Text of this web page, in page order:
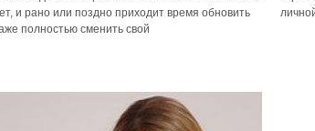
и рано или поздно приходит время обновить
полностью сменить свой